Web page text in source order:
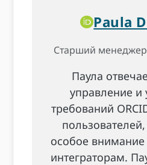
Paula
Старший
Паула
управление и
требований
особое
интеграторам.